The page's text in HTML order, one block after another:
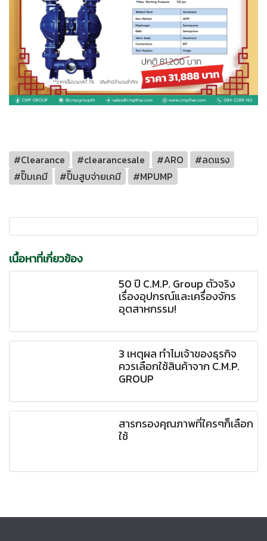
#Clearance #clearancesale #ARO
#ลดแรง
#ปั๊มเคมี
#ปั๊มสูบจ่ายเคมี #MPUMP
เนื้อหาที่เกี่ยวข้อง
50 ปี C.M.P. Group ตัวจริง
เรื่องอุปกรณ์และเครื่องจักร
อุตสาหกรรม!
3 เหตุผล ทำไมเจ้าของธุรกิจ
ควรเลือกใช้สินค้าจาก C.M.P.
GROUP
สารกรองคุณภาพที่ใครๆก็เลือก
ใช้